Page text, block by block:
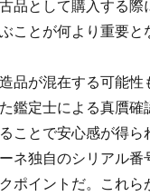
品として購入する際
ことが何より重要と
品が混在する可能性
鑑定士による真贋確
ことで安心感が得ら
ネ独自のシリアル番
ポイントだ。これら